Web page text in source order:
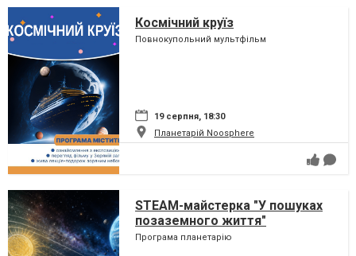
Космічний круїз
Повнокупольний мультфільм
19 серпня, 18:30
Планетарій Noosphere
STEAM-майстерка "У пошуках
позаземного життя"
Програма планетарію